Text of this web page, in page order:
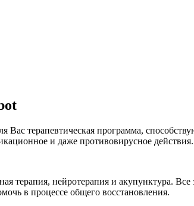
Вас терапевтическая программа,
и даже противовирусное действия.
терапия, нейротерапия и акупунктура.
в процессе общего восстановления.